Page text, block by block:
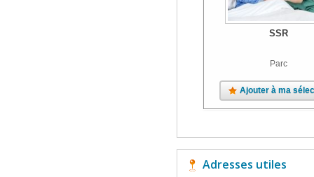
SSR
Parc
Ajouter à ma
Adresses utiles